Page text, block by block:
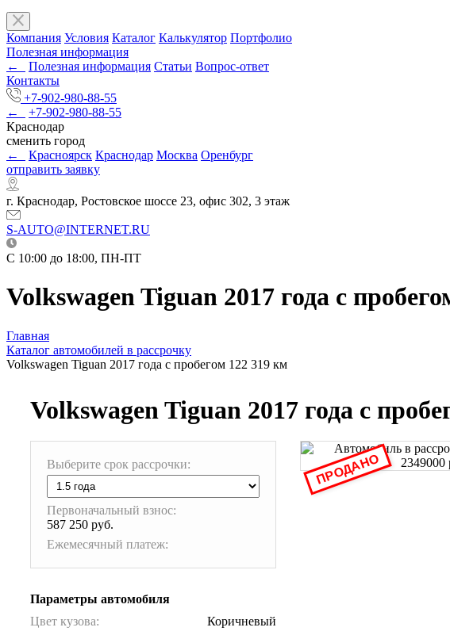
Компания Условия Каталог Калькулятор Портфолио
Полезная информация
←
Полезная информация Статьи Вопрос-ответ
Контакты
+7-902-980-88-55
←
+7-902-980-88-55
Краснодар
сменить город
←
Красноярск Краснодар Москва Оренбург
отправить заявку
г. Краснодар, Ростовское шоссе 23, офис 302, 3 этаж
S-AUTO@INTERNET.RU
C 10:00 до 18:00, ПН-ПТ
Volkswagen Tiguan 2017 года с
Главная
Каталог автомобилей в рассрочку
Volkswagen Tiguan 2017 года с пробегом 122 319 км
Volkswagen Tiguan 2017 года с
Выберите срок рассрочки:
Первоначальный взнос:
587 250 руб.
Ежемесячный платеж:
Параметры автомобиля
Цвет кузова:
Коричневый
ПРОДАНО